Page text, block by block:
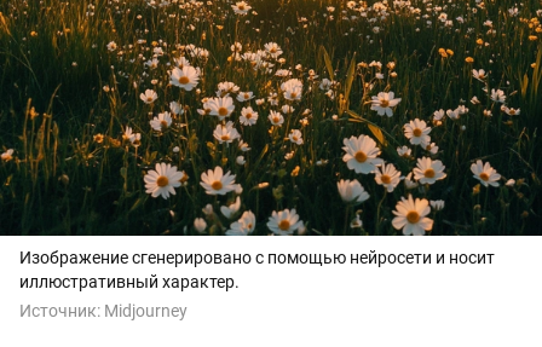
Изображение сгенерировано с помощью нейросети и носит
иллюстративный характер.
Источник: Midjourney